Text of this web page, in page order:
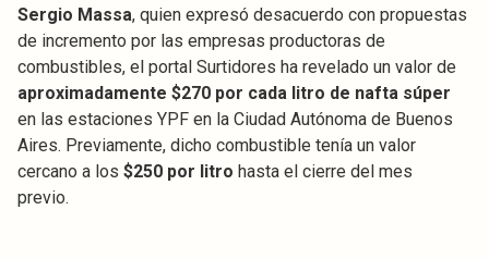
Sergio Massa, quien expresó desacuerdo con propuestas
de incremento por las empresas productoras de
combustibles, el portal Surtidores ha revelado un valor de
aproximadamente $270 por cada litro de nafta súper
en las estaciones YPF en la Ciudad Autónoma de Buenos
Aires. Previamente, dicho combustible tenía un valor
cercano a los $250 por litro hasta el cierre del mes
previo.